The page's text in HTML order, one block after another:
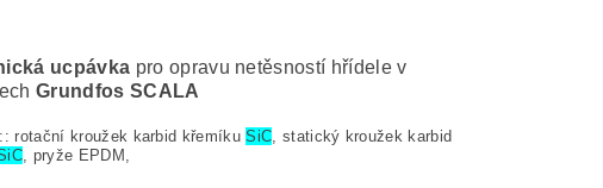
ucpávka pro opravu netěsností hřídele v
Grundfos SCALA
rotační kroužek karbid křemíkuSiC , statický kroužek karbid
, pryže EPDM,